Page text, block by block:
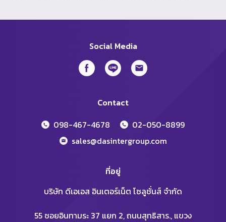
Social Media
Contact
098-467-4678
02-050-8899
sales@dasintergroup.com
ที่อยู่
บริษัท ดีเอเอส อินเตอร์เน็ต โซลูชั่นส์ จำกัด
55 ซอยอินทามระ 37 แยก 2, ถนนสุทธิสาร., แขวง